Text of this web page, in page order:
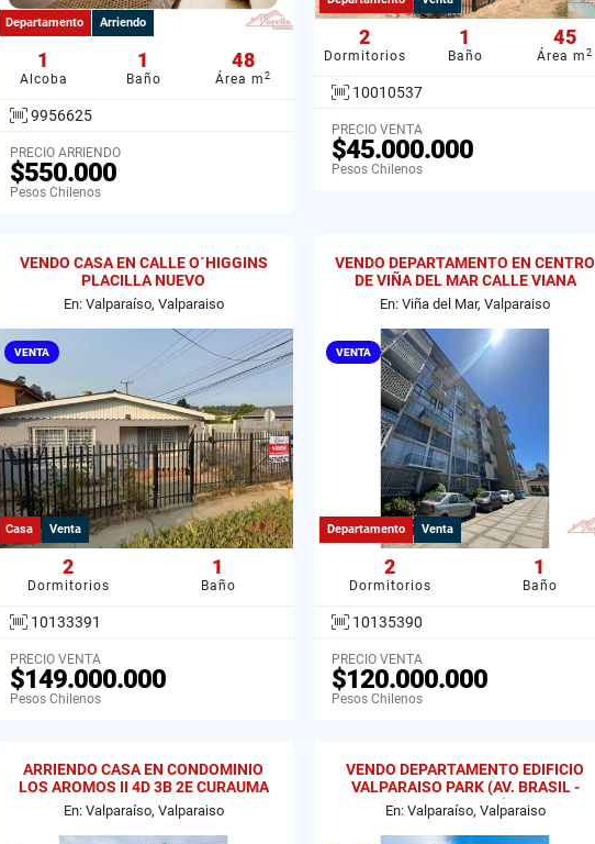
Departamento Arriendo
1
Alcoba
1
Baño
48
Área m 2
9956625
PRECIO ARRIENDO
$550.000
Pesos Chilenos
2
Dormitorios
1
Baño
45
Área m 2
10010537
PRECIO VENTA
$45.000.000
Pesos Chilenos
VENDO CASA EN CALLE O´HIGGINS
PLACILLA NUEVO
En: Valparaíso, Valparaiso
VENTA
Casa Venta
2
Dormitorios
1
Baño
10133391
PRECIO VENTA
$149.000.000
Pesos Chilenos
VENDO DEPARTAMENTO EN CENTRO
DE VIÑA DEL MAR CALLE VIANA
En: Viña del Mar, Valparaiso
VENTA
Departamento Venta
2
Dormitorios
1
Baño
10135390
PRECIO VENTA
$120.000.000
Pesos Chilenos
ARRIENDO CASA EN CONDOMINIO
LOS AROMOS II 4D 3B 2E CURAUMA
VALPARAISO
En: Valparaíso, Valparaiso
VENDO DEPARTAMENTO EDIFICIO
VALPARAISO PARK (AV. BRASIL -
GRAL CRUZ)
En: Valparaíso, Valparaiso